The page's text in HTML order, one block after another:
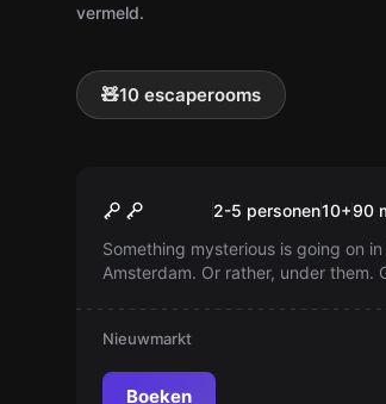
vermeld.
🧸10 escaperooms
Atlantis Protocol
2-5 personen10+90
Something mysterious is going on
Amsterdam. Or rather, under them.
Nieuwmarkt
Boeken